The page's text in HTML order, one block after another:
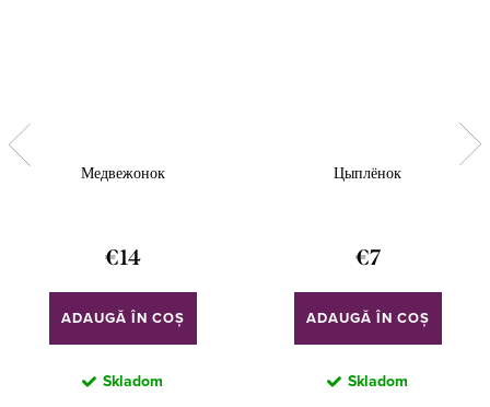
Медвежонок
€14
ADAUGĂ ÎN COŞ
Skladom
Цыплёнок
€7
ADAUGĂ ÎN COŞ
Skladom